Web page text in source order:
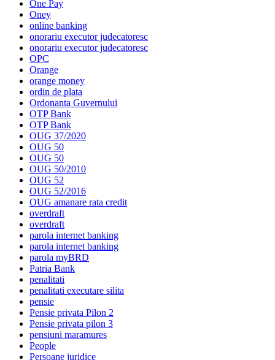
One Pay
Oney
online banking
onorariu executor judecatoresc
onorariu executor judecatoresc
OPC
Orange
orange money
ordin de plata
Ordonanta Guvernului
OTP Bank
OTP Bank
OUG 37/2020
OUG 50
OUG 50
OUG 50/2010
OUG 52
OUG 52/2016
OUG amanare rata credit
overdraft
overdraft
parola internet banking
parola internet banking
parola myBRD
Patria Bank
penalitati
penalitati executare silita
pensie
Pensie privata Pilon 2
Pensie privata pilon 3
pensiuni maramures
People
Persoane juridice